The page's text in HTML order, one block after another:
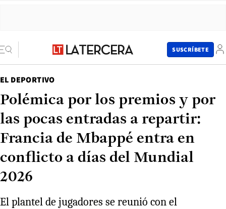
SUSCRÍBETE
EL DEPORTIVO
Polémica por los premios y por
las pocas entradas a repartir:
Francia de Mbappé entra en
conflicto a días del Mundial
2026
El plantel de jugadores se reunió con el